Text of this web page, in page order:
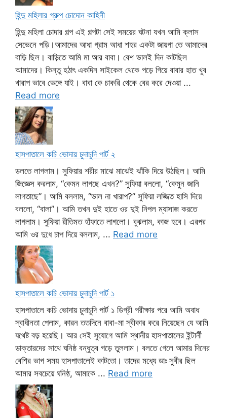
হিন্দু মহিলার গ্রুপ চোদোন কাহিনী
হিন্দু মহিলা চোদার গল্প এই গল্পটা সেই সময়ের ঘটনা যখন আমি ক্লাস
সেভেনে পড়ি।আমাদের আধা গ্রাম আধা শহর একটা জায়গা তে আমাদের
বাড়ি ছিল। বাড়িতে আমি মা আর বাবা। বেশ ভালই দিন কাটছিল
আমাদের। কিন্তু হঠাৎ একদিন সাইকেল থেকে পড়ে গিয়ে বাবার হাত খুব
খারাপ ভাবে ভেঙ্গে যাই। বাবা কে চাকরি থেকে বের করে দেওয়া ...
Read more
হাসপাতালে কচি ভোদায় চুদাচুদি পার্ট ২
ডলতে লাগলাম। সুফিয়ার শরীর মাঝে মাঝেই ঝাঁকি দিয়ে উঠছিল। আমি
জিজ্ঞেস করলাম, “কেমন লাগছে এখন?” সুফিয়া বললো, “কেমুন জানি
লাগতাছে”। আমি বললাম, “ভাল না খারাপ?” সুফিয়া লজ্জিত হাসি দিয়ে
বললো, “বালা”। আমি তখন দুই হাতে ওর দুই নিপল ম্যাসাজ করতে
লাগলাম। সুফিয়া রীতিমত হাঁফাতে লাগলো। বুঝলাম, কাজ হবে। এরপর
আমি ওর দুধে চাপ দিয়ে বললাম, ... Read more
হাসপাতালে কচি ভোদায় চুদাচুদি পার্ট ১
হাসপাতালে কচি ভোদায় চুদাচুদি পার্ট ১ ডিগ্রী পরীক্ষার পরে আমি অবাধ
স্বাধীনতা পেলাম, কারন ততদিনে বাবা-মা স্বীকার করে নিয়েছেন যে আমি
যথেষ্ট বড় হয়েছি। আর সেই সুযোগে আমি স্থানীয় হাসপাতালের ইন্টার্নী
ডাক্তারদের সাথে ঘনিষ্ঠ বন্ধুত্ব গড়ে তুললাম। বলতে গেলে আমার দিনের
বেশির ভাগ সময় হাসপাতালেই কাটতো। তাদের মধ্যে ডাঃ সুবীর ছিল
আমার সবচেয়ে ঘনিষ্ঠ, আমাকে ... Read more